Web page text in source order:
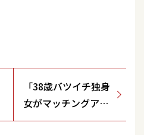
「38歳バツイチ独身
女がマッチングアプ
リをやってみた結果